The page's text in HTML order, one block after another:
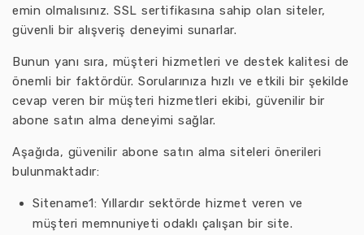
emin olmalısınız. SSL sertifikasına sahip olan siteler,
güvenli bir alışveriş deneyimi sunarlar.
Bunun yanı sıra, müşteri hizmetleri ve destek kalitesi de
önemli bir faktördür. Sorularınıza hızlı ve etkili bir şekilde
cevap veren bir müşteri hizmetleri ekibi, güvenilir bir
abone satın alma deneyimi sağlar.
Aşağıda, güvenilir abone satın alma siteleri önerileri
bulunmaktadır:
Sitename1: Yıllardır sektörde hizmet veren ve
müşteri memnuniyeti odaklı çalışan bir site.